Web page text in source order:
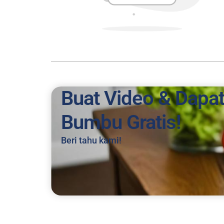
Buat Video &
Bumbu Gratis!
Beri tahu kami!